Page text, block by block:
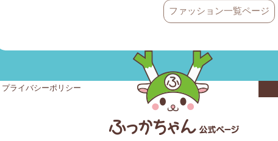
ファッション一覧ページ
プライバシーポリシー